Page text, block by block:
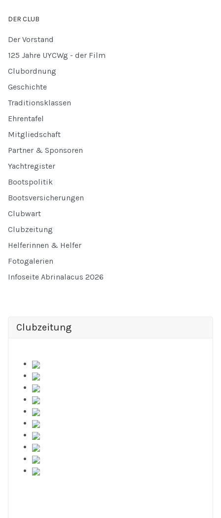
DER CLUB
Der Vorstand
125 Jahre UYCWg - der Film
Clubordnung
Geschichte
Traditionsklassen
Ehrentafel
Mitgliedschaft
Partner & Sponsoren
Yachtregister
Bootspolitik
Bootsversicherungen
Clubwart
Clubzeitung
Helferinnen & Helfer
Fotogalerien
Infoseite Abrinalacus 2026
Clubzeitung